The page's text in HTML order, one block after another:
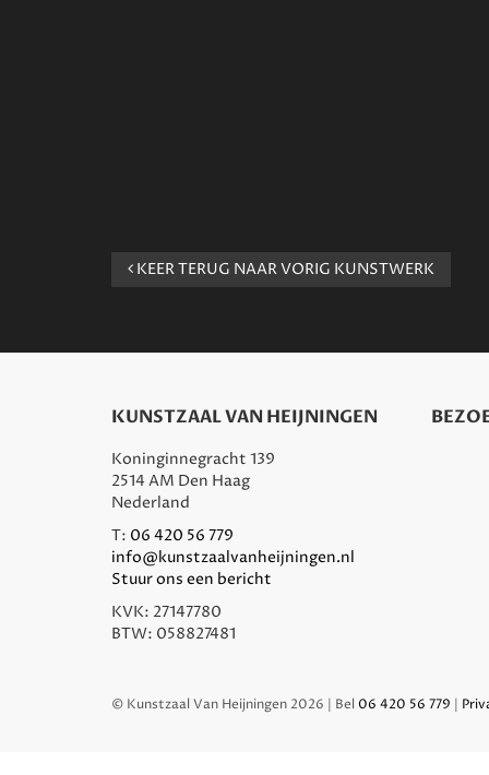
KEER TERUG NAAR VORIG KUNSTWERK
KUNSTZAAL VAN HEIJNINGEN
Koninginnegracht 139
2514 AM Den Haag
Nederland
T: 06 420 56 779
info@kunstzaalvanheijningen.nl
Stuur ons een bericht
KVK: 27147780
BTW: 058827481
© Kunstzaal Van Heijningen 2026 | Bel 06 420 56 779 |